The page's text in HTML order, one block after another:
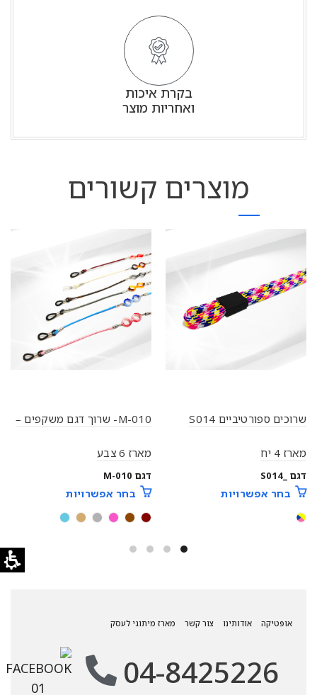
בקרת איכות
ואחריות מוצר
מוצרים קשורים
שרוכים ספורטיביים S014
מארז 4 יח
דגם _S014
בחר אפשרויות
M-010- שרוך דגם משקפים –
מארז 6 צבע
דגם M-010
בחר אפשרויות
אופטיקה אודותינו צור קשר מארז מיתוגי לעסק
04-8425226